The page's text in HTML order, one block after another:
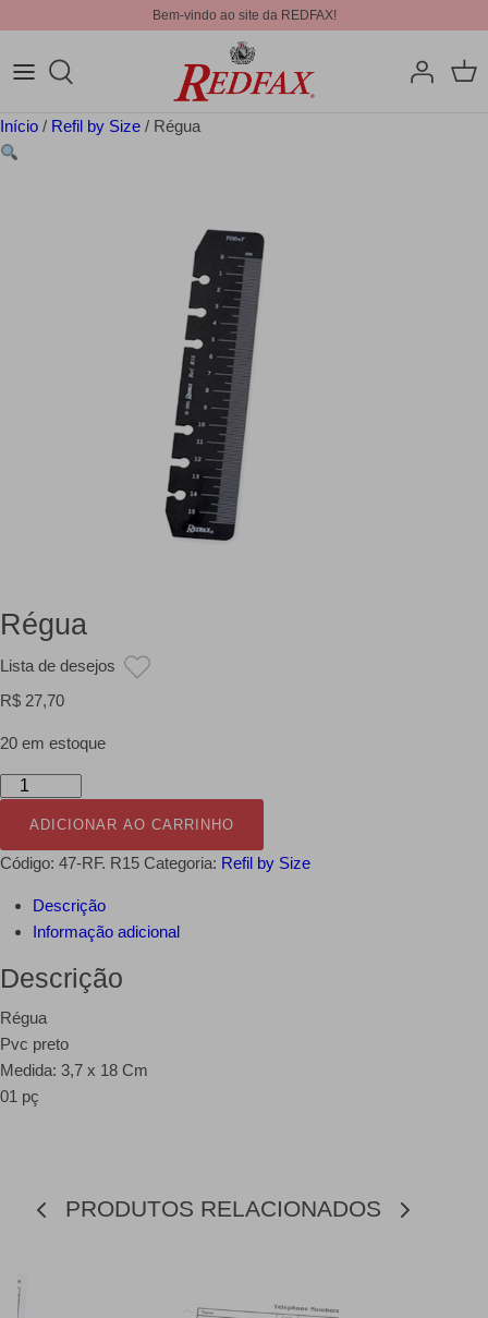
Bem-vindo ao site da REDFAX!
Início / Refil by Size / Régua
Régua
Lista de desejos
R$ 27,70
20 em estoque
Régua
ADICIONAR AO CARRINHO
Código: 47-RF. R15 Categoria: Refil by Size
Descrição
Informação adicional
Descrição
Régua
Pvc preto
Medida: 3,7 x 18 Cm
01 pç
PRODUTOS RELACIONADOS